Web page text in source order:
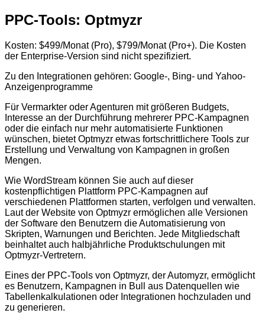
PPC-Tools: Optmyzr
Kosten: $499/Monat (Pro), $799/Monat (Pro+). Die Kosten
der Enterprise-Version sind nicht spezifiziert.
Zu den Integrationen gehören: Google-, Bing- und Yahoo-
Anzeigenprogramme
Für Vermarkter oder Agenturen mit größeren Budgets,
Interesse an der Durchführung mehrerer PPC-Kampagnen
oder die einfach nur mehr automatisierte Funktionen
wünschen, bietet Optmyzr etwas fortschrittlichere Tools zur
Erstellung und Verwaltung von Kampagnen in großen
Mengen.
Wie WordStream können Sie auch auf dieser
kostenpflichtigen Plattform PPC-Kampagnen auf
verschiedenen Plattformen starten, verfolgen und verwalten.
Laut der Website von Optmyzr ermöglichen alle Versionen
der Software den Benutzern die Automatisierung von
Skripten, Warnungen und Berichten. Jede Mitgliedschaft
beinhaltet auch halbjährliche Produktschulungen mit
Optmyzr-Vertretern.
Eines der PPC-Tools von Optmyzr, der Automyzr, ermöglicht
es Benutzern, Kampagnen in Bull aus Datenquellen wie
Tabellenkalkulationen oder Integrationen hochzuladen und
zu generieren.